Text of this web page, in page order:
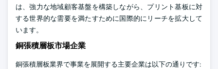
は、強力な地域顧客基盤を構築しながら、プリント基板に対
する世界的な需要を満たすために国際的にリーチを拡大して
います。
銅張積層板市場企業
銅張積層板業界で事業を展開する主要企業は以下の通りです: